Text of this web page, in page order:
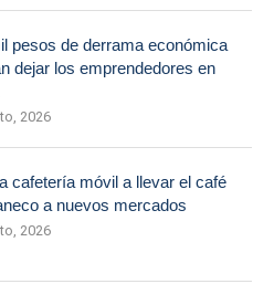
pesos de derrama económica
dejar los emprendedores en
2026
cafetería móvil a llevar el café
a nuevos mercados
2026